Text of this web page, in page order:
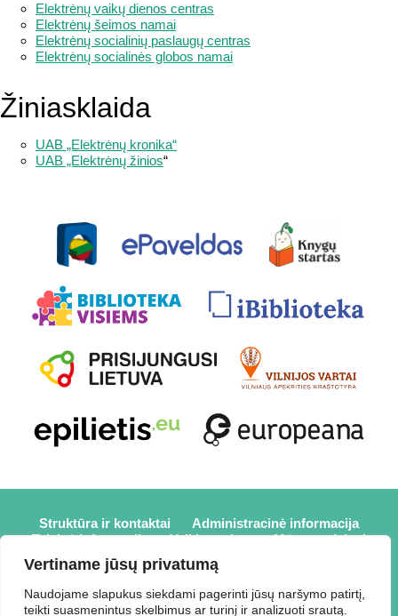
Vertiname jūsų privatumą
Naudojame slapukus siekdami pagerinti jūsų naršymo patirtį,
teikti suasmenintus skelbimus ar turinį ir analizuoti srautą.
Elektrėnų vaikų dienos centras
Elektrėnų šeimos namai
Elektrėnų socialinių paslaugų centras
Elektrėnų socialinės globos namai
Žiniasklaida
UAB „Elektrėnų kronika“
UAB „Elektrėnų žinios“
Struktūra ir kontaktai
Administracinė informacija
Teisinė informacija
Veiklos sritys
Mūsų projektai
Karjera
Partneriai
Prisijungti